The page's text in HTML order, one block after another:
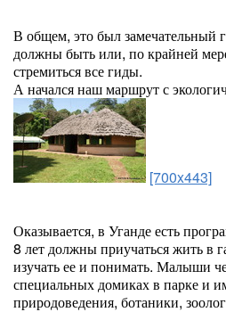
В общем, это был замечательный
должны быть или, по крайней
стремиться все гиды.
А начался наш маршрут с
[700x443]
Оказывается, в Уганде есть
8 лет должны приучаться жить в
изучать ее и понимать. Малыши
специальных домиках в парке и
природоведения, ботаники,